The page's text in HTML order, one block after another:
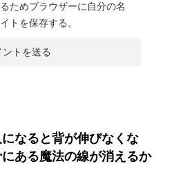
ためブラウザーに自分の名
トを保存する。
なると背が伸びなくな
ある魔法の線が消えるか